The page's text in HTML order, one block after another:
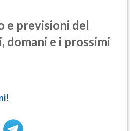
e previsioni del
domani e i prossimi